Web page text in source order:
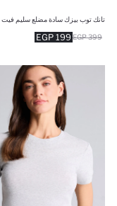
تانك توب بيزك سادة مضلع سليم فيت
199 EGP 399 EGP